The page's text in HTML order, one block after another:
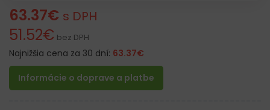
63.37€ s DPH
51.52€ bez DPH
Najnižšia cena za 30 dní: 63.37€
Informácie o doprave a platbe